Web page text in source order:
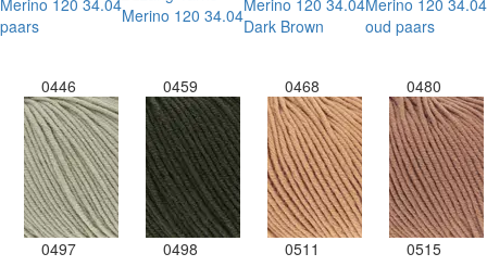
0446 0459 0468 0480
0497 0498 0511 0515